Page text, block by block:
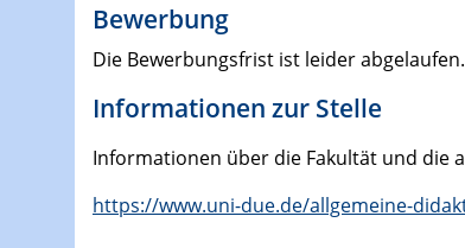
Bewerbung
Die Bewerbungsfrist ist leider abgelaufen.
Informationen zur Stelle
Informationen über die Fakultät und die
https://www.uni-due.de/allgemeine-